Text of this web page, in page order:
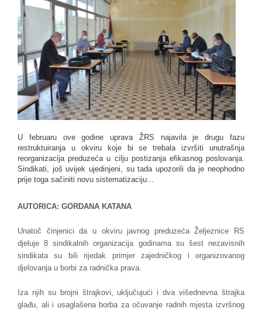
U februaru ove godine uprava ŽRS najavila je drugu fazu
restruktuiranja u okviru koje bi se trebala izvršiti unutrašnja
reorganizacija preduzeća u cilju postizanja efikasnog poslovanja.
Sindikati, još uvijek ujedinjeni, su tada upozorili da je neophodno
prije toga sačiniti novu sistematizaciju...
AUTORICA: GORDANA KATANA
Unatoč činjenici da u okviru javnog preduzeća Željeznice RS
djeluje 8 sindikalnih organizacija godinama su šest nezavisnih
sindikata su bili rijedak primjer zajedničkog i organizovanog
djelovanja u borbi za radnička prava.
Iza njih su brojni štrajkovi, uključujući i dva višednevna štrajka
glađu, ali i usaglašena borba za očuvanje radnih mjesta izvršnog